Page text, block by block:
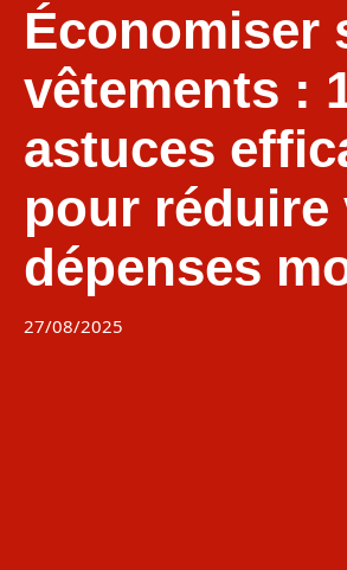
Économiser
vêtements :
astuces
pour réduire
dépenses
27/08/2025